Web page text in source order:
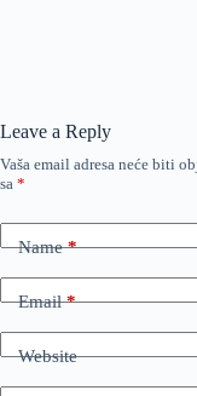
Leave a Reply
Vaša email adresa neće biti
sa *
Name*
Email*
Website